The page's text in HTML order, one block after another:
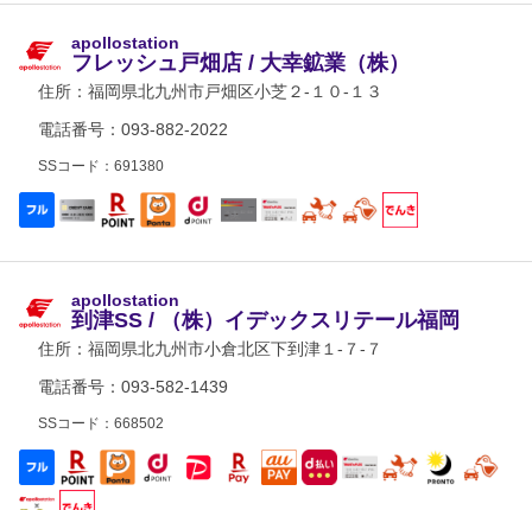
apollostation
フレッシュ戸畑店 / 大幸鉱業（株）
住所： 福岡県北九州市戸畑区小芝２-１０-１３
電話番号：093-882-2022
SSコード：691380
apollostation
到津SS / （株）イデックスリテール福岡
住所： 福岡県北九州市小倉北区下到津１-７-７
電話番号：093-582-1439
SSコード：668502